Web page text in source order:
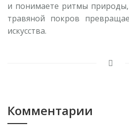
и понимаете ритмы
травяной покров
искусства.
Комментарии